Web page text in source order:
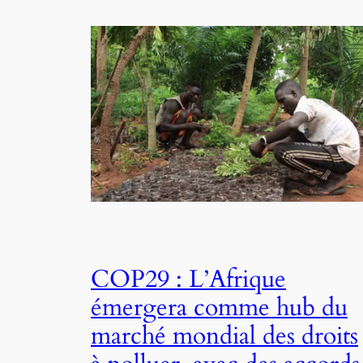
COP29 : L’Afrique
émergera comme hub du
marché mondial des droits